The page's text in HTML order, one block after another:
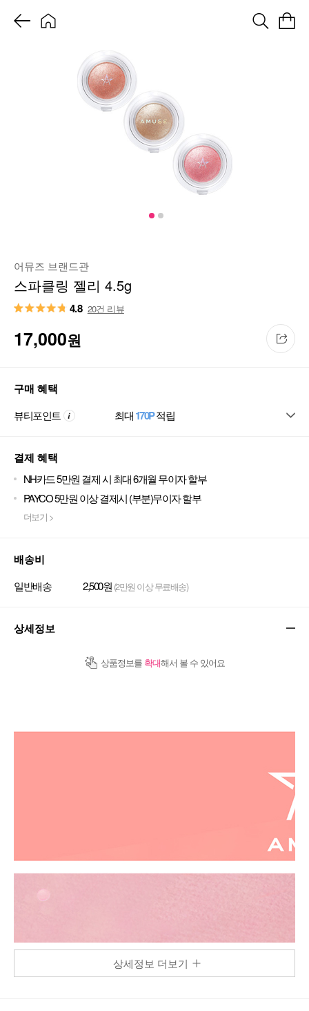
어뮤즈 브랜드관
스파클링 젤리 4.5g
4.8 20건 리뷰
17,000원
구매 혜택
뷰티포인트 최대170P적립
결제 혜택
NH카드 5만원 결제 시 최대 6개월 무이자 할부
PAYCO 5만원 이상 결제시 (부분)무이자 할부
더보기 >
배송비
일반배송 2,500원 (2만원 이상 무료배송)
상세정보
상품정보를 확대해서 볼 수 있어요
상세정보 더보기